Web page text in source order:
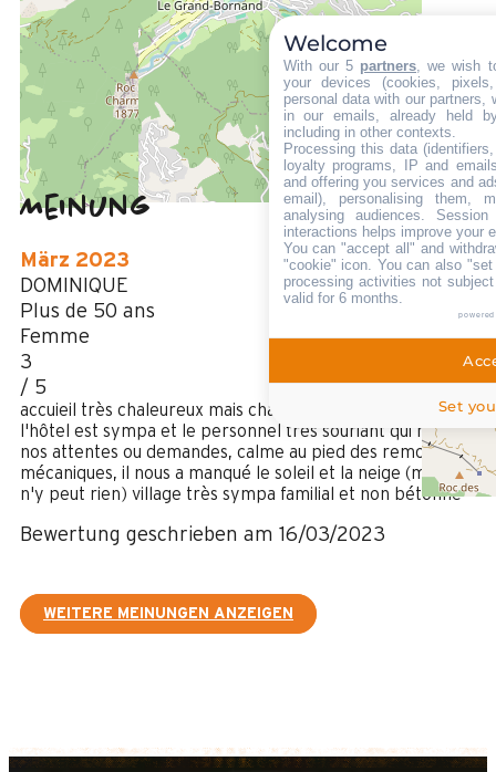
400
m Die Touristen-Information
m von der Haltestelle des Shuttlebusses Sommer aus
Meinung
4,2
/ 5
( 5 Meinung
März 2023
DOMINIQUE
Plus de 50 ans
Femme
3
/ 5
accuieil très chaleureux mais chambre petite pour 3 adultes,
l'hôtel est sympa et le personnel très souriant qui répond à
nos attentes ou demandes, calme au pied des remontées
mécaniques, il nous a manqué le soleil et la neige (mais on
n'y peut rien) village très sympa familial et non bétonné
Bewertung geschrieben am 16/03/2023
WEITERE MEINUNGEN ANZEIGEN
Welcome
With our 5 partners, we wish
your devices (cookies,
personal data with our partners,
in our emails, already held
including in other contexts.
Processing this data
loyalty programs, IP and
and offering you services and
email), personalising them,
analysing audiences.
interactions helps improve your
You can "accept all" and
"cookie" icon. You can also
processing activities not
valid for 6 months.
Set